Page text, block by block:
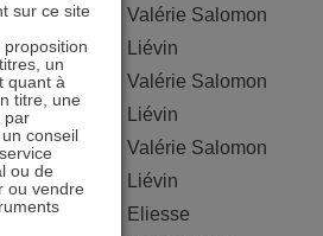
Valérie Salomon
Liévin
5 juillet
Valérie Salomon
Liévin
6 juillet
Valérie Salomon
Liévin
Eliesse
sur ce site
un
quant à
titre, une
par
conseil
ou de
ou vendre